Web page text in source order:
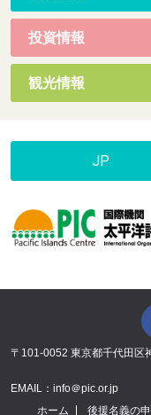
投資情報
観光情報
JP
〒101-0052 東京都千代田区
EMAIL：info＠pic.or.jp
ホーム
後援名義の